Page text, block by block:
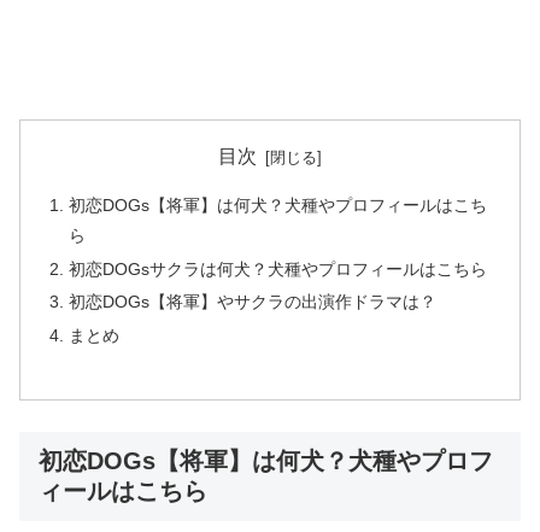
目次
初恋DOGs【将軍】は何犬？犬種やプロフィールはこち
ら
初恋DOGsサクラは何犬？犬種やプロフィールはこちら
初恋DOGs【将軍】やサクラの出演作ドラマは？
まとめ
初恋DOGs【将軍】は何犬？犬種やプロフ
ィールはこちら